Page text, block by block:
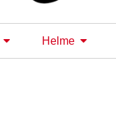
Helme